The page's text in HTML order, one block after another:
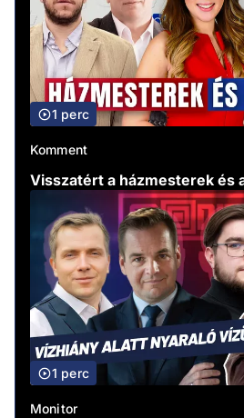
1 perc
Komment
Visszatért a házmesterek és
1 perc
Monitor